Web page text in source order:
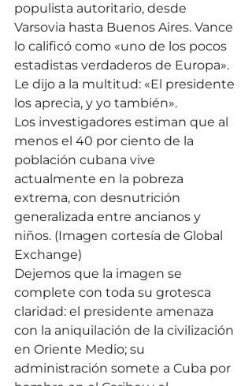
populista autoritario, desde
Varsovia hasta Buenos Aires. Vance
lo calificó como «uno de los pocos
estadistas verdaderos de Europa».
Le dijo a la multitud: «El presidente
los aprecia, y yo también».
Los investigadores estiman que al
menos el 40 por ciento de la
población cubana vive
actualmente en la pobreza
extrema, con desnutrición
generalizada entre ancianos y
niños. (Imagen cortesía de Global
Exchange)
Dejemos que la imagen se
complete con toda su grotesca
claridad: el presidente amenaza
con la aniquilación de la civilización
en Oriente Medio; su
administración somete a Cuba por